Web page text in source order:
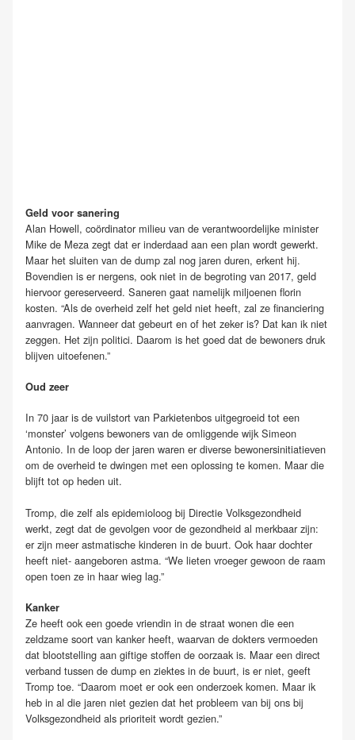
Geld voor sanering
Alan Howell, coördinator milieu van de verantwoordelijke minister
Mike de Meza zegt dat er inderdaad aan een plan wordt gewerkt.
Maar het sluiten van de dump zal nog jaren duren, erkent hij.
Bovendien is er nergens, ook niet in de begroting van 2017, geld
hiervoor gereserveerd. Saneren gaat namelijk miljoenen florin
kosten. “Als de overheid zelf het geld niet heeft, zal ze financiering
aanvragen. Wanneer dat gebeurt en of het zeker is? Dat kan ik niet
zeggen. Het zijn politici. Daarom is het goed dat de bewoners druk
blijven uitoefenen.”
Oud zeer
In 70 jaar is de vuilstort van Parkietenbos uitgegroeid tot een
‘monster’ volgens bewoners van de omliggende wijk Simeon
Antonio. In de loop der jaren waren er diverse bewonersinitiatieven
om de overheid te dwingen met een oplossing te komen. Maar die
blijft tot op heden uit.
Tromp, die zelf als epidemioloog bij Directie Volksgezondheid
werkt, zegt dat de gevolgen voor de gezondheid al merkbaar zijn:
er zijn meer astmatische kinderen in de buurt. Ook haar dochter
heeft niet- aangeboren astma. “We lieten vroeger gewoon de raam
open toen ze in haar wieg lag.”
Kanker
Ze heeft ook een goede vriendin in de straat wonen die een
zeldzame soort van kanker heeft, waarvan de dokters vermoeden
dat blootstelling aan giftige stoffen de oorzaak is. Maar een direct
verband tussen de dump en ziektes in de buurt, is er niet, geeft
Tromp toe. “Daarom moet er ook een onderzoek komen. Maar ik
heb in al die jaren niet gezien dat het probleem van bij ons bij
Volksgezondheid als prioriteit wordt gezien.”